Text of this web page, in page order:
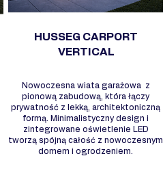
HUSSEG CARPORT
VERTICAL
Nowoczesna wiata garażowa z
pionową zabudową, która łączy
prywatność z lekką, architektoniczną
formą. Minimalistyczny design i
zintegrowane oświetlenie LED
tworzą spójną całość z nowoczesnym
domem i ogrodzeniem.